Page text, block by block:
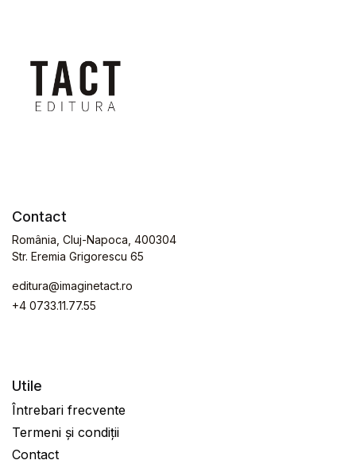
Contact
România, Cluj-Napoca, 400304
Str. Eremia Grigorescu 65
editura@imaginetact.ro
+4 0733.11.77.55
Utile
Întrebari frecvente
Termeni și condiții
Contact